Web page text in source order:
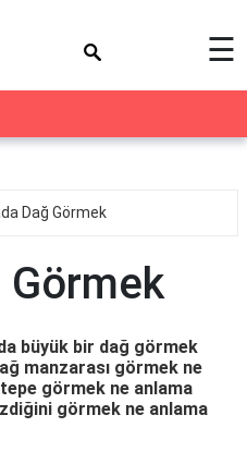
☰
Dağ Görmek
Görmek
büyük bir dağ görmek
manzarası görmek ne
görmek ne anlama
görmek ne anlama